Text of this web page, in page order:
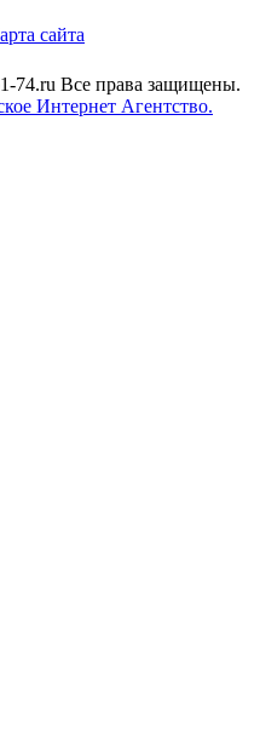
сайта
74.ru Все права защищены.
Интернет Агентство.